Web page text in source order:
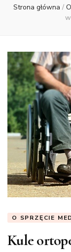
Strona główna /
O SPRZĘCIE
Kule